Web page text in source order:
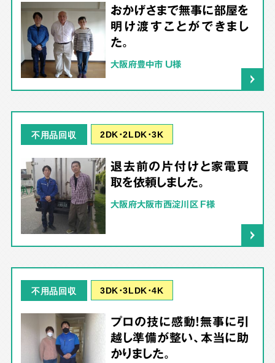
おかげさまで無事に部屋を
明け渡すことができまし
た。
大阪府豊中市 U様
不用品回収 2DK･2LDK･3K
退去前の片付けと家電買
取を依頼しました。
大阪府大阪市西淀川区 F様
不用品回収 3DK･3LDK･4K
プロの技に感動！無事に引
越し準備が整い、本当に助
かりました。